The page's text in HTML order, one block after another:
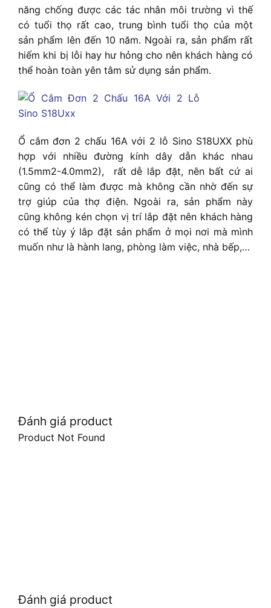
năng chống được các tác nhân môi trường vì thế
có tuổi thọ rất cao, trung bình tuổi thọ của một
sản phẩm lên đến 10 năm. Ngoài ra, sản phẩm rất
hiếm khi bị lỗi hay hư hỏng cho nên khách hàng có
thể hoàn toàn yên tâm sử dụng sản phẩm.
Ổ cắm đơn 2 chấu 16A với 2 lỗ Sino S18UXX phù
hợp với nhiều đường kính dây dẫn khác nhau
(1.5mm2-4.0mm2),
rất dễ lắp đặt, nên bất cứ ai
cũng có thể làm được mà không cần nhờ đến sự
trợ giúp của thợ điện. Ngoài ra, sản phẩm này
cũng không kén chọn vị trí lắp đặt nên khách hàng
có thể tùy ý lắp đặt sản phẩm ở mọi nơi mà mình
muốn như là hành lang, phòng làm việc, nhà bếp,…
Đánh giá product
Product Not Found
Đánh giá product